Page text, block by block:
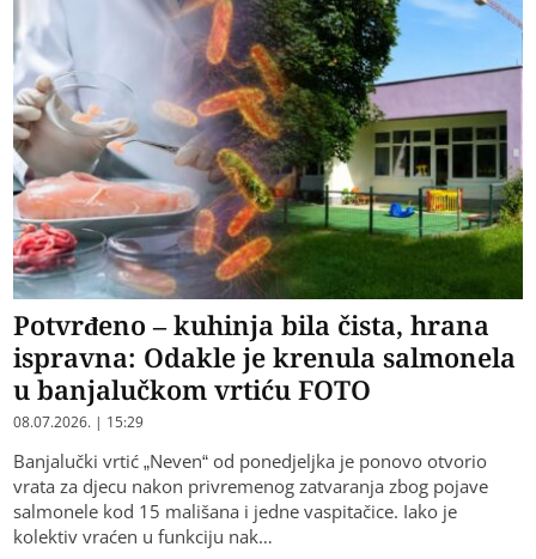
Potvrđeno – kuhinja bila čista, hrana
ispravna: Odakle je krenula salmonela
u banjalučkom vrtiću FOTO
08.07.2026. | 15:29
​Banjalučki vrtić „Neven“ od ponedjeljka je ponovo otvorio
vrata za djecu nakon privremenog zatvaranja zbog pojave
salmonele kod 15 mališana i jedne vaspitačice. Iako je
kolektiv vraćen u funkciju nak…